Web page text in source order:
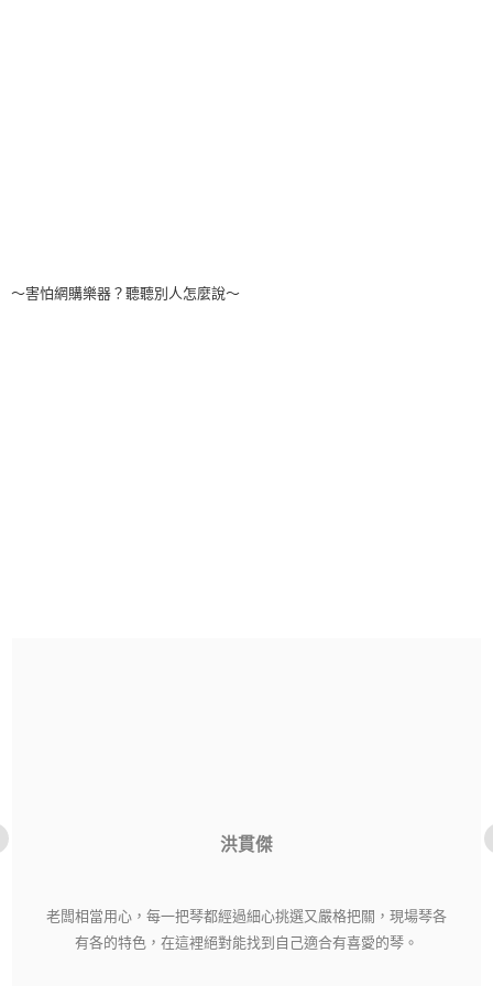
～害怕網購樂器？聽聽別人怎麼說～
洪貫傑
老闆相當用心，每一把琴都經過細心挑選又嚴格把關，現場琴各
有各的特色，在這裡絕對能找到自己適合有喜愛的琴。